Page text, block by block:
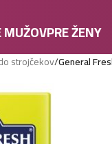
MUŽOVPRE ŽENY
strojčekov/General